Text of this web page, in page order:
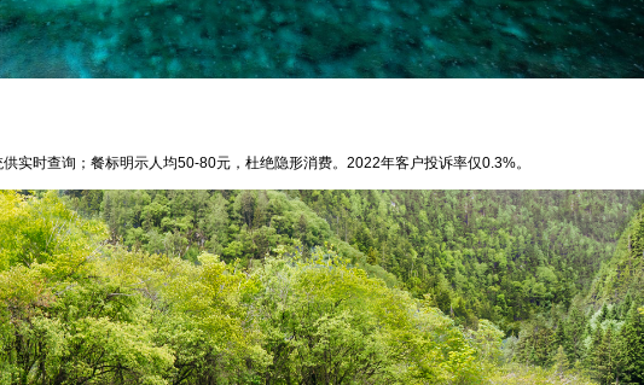
实时查询；餐标明示人均50-80元，杜绝隐形消费。2022年客户投诉率仅0.3%。